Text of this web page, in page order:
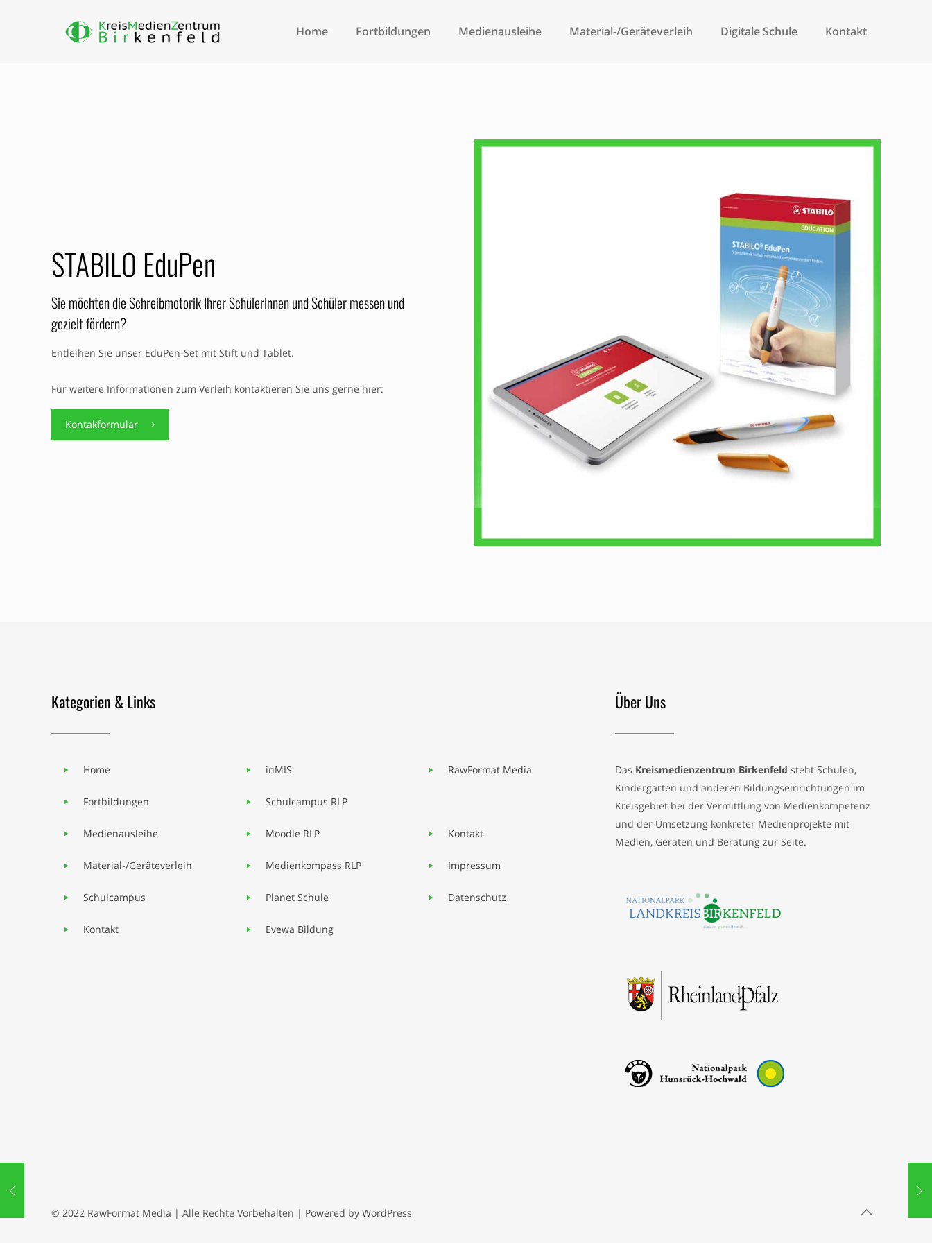
Home Fortbildungen Medienausleihe Material-/Geräteverleih Digitale Schule Kontakt
STABILO EduPen
Sie möchten die Schreibmotorik Ihrer Schülerinnen und Schüler messen und
gezielt fördern?
Entleihen Sie unser EduPen-Set mit Stift und Tablet.
Für weitere Informationen zum Verleih kontaktieren Sie uns gerne hier:
Kontakformular
Kategorien & Links
Home
Fortbildungen
Medienausleihe
Material-/Geräteverleih
Schulcampus
Kontakt
inMIS
Schulcampus RLP
Moodle RLP
Medienkompass RLP
Planet Schule
Evewa Bildung
RawFormat Media
Kontakt
Impressum
Datenschutz
Über Uns
Das Kreismedienzentrum Birkenfeld steht Schulen,
Kindergärten und anderen Bildungseinrichtungen im
Kreisgebiet bei der Vermittlung von Medienkompetenz
und der Umsetzung konkreter Medienprojekte mit
Medien, Geräten und Beratung zur Seite.
© 2022 RawFormat Media | Alle Rechte Vorbehalten | Powered by WordPress